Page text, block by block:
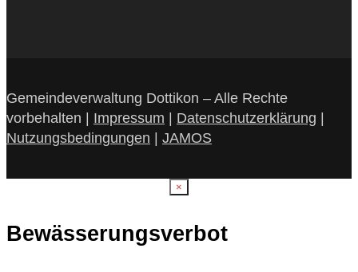
Gemeindeverwaltung Dottikon – Alle Rechte
vorbehalten | Impressum Datenschutzerklärung
Nutzungsbedingungen
JAMOS
×
Bewässerungsverbot